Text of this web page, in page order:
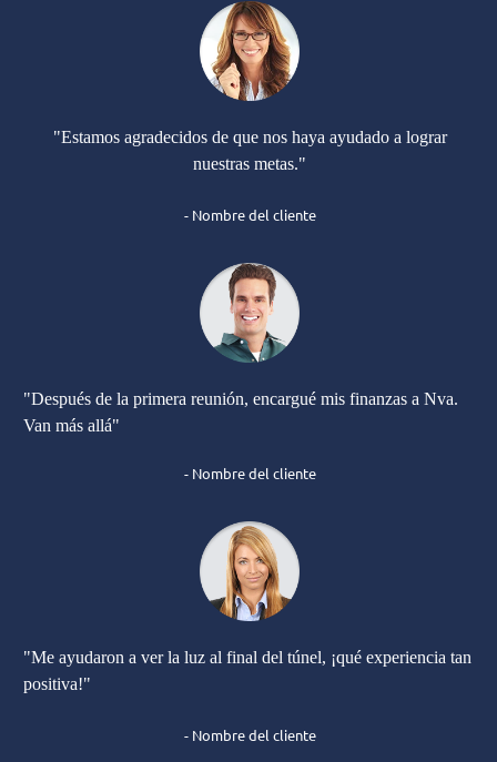
"Estamos agradecidos de que nos haya ayudado a lograr
nuestras metas."
- Nombre del cliente
"Después de la primera reunión, encargué mis finanzas a Nva.
Van más allá"
- Nombre del cliente
"Me ayudaron a ver la luz al final del túnel, ¡qué experiencia tan
positiva!"
- Nombre del cliente